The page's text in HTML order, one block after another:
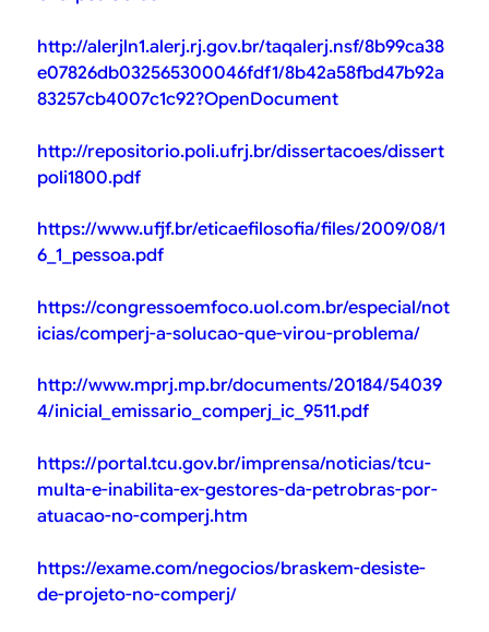
http://alerjln1.alerj.rj.gov.br/taqalerj.nsf/8b99ca38
e07826db032565300046fdf1/8b42a58fbd47b92a
83257cb4007c1c92?OpenDocument
http://repositorio.poli.ufrj.br/dissertacoes/dissert
poli1800.pdf
https://www.ufjf.br/eticaefilosofia/files/2009/08/1
6_1_pessoa.pdf
https://congressoemfoco.uol.com.br/especial/not
icias/comperj-a-solucao-que-virou-problema/
http://www.mprj.mp.br/documents/20184/54039
4/inicial_emissario_comperj_ic_9511.pdf
https://portal.tcu.gov.br/imprensa/noticias/tcu-
multa-e-inabilita-ex-gestores-da-petrobras-por-
atuacao-no-comperj.htm
https://exame.com/negocios/braskem-desiste-
de-projeto-no-comperj/